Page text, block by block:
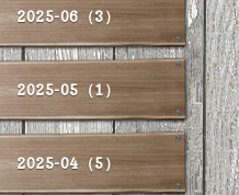
2025-06（3）
2025-05（1）
2025-04（5）